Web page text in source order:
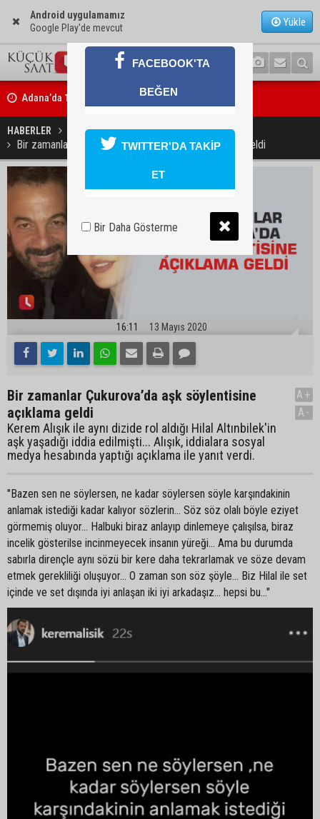
Android uygulamamız
Google Play'de mevcut
Yükle
Adana’da 12 bin 73 afet konutu ve köy evi inşa edildi
Tarihi Tepebağ Projesi için değerlendirme toplantısı yapıldı
HABERLER YAŞAM
Bir zamanlar Çukurova’da aşk söylentisine açıklama geldi
16:11 13 Mayıs 2020
Bir zamanlar Çukurova’da aşk söylentisine
açıklama geldi
Kerem Alışık ile aynı dizide rol aldığı Hilal Altınbilek'in
aşk yaşadığı iddia edilmişti... Alışık, iddialara sosyal
medya hesabında yaptığı açıklama ile yanıt verdi.
A+
A-
"Bazen sen ne söylersen, ne kadar söylersen söyle karşındakinin
anlamak istediği kadar kalıyor sözlerin... Söz söz olalı böyle eziyet
görmemiş oluyor... Halbuki biraz anlayıp dinlemeye çalışılsa, biraz
incelik gösterilse incinmeyecek insanın yüreği... Ama bu durumda
sabırla dirençle aynı sözü bir kere daha tekrarlamak ve söze devam
etmek gerekliliği oluşuyor... O zaman son söz şöyle... Biz Hilal ile set
içinde ve set dışında iyi anlaşan iki iyi arkadaşız... hepsi bu..."
FACEBOOK'TA
BEĞEN
TWITTER'DA TAKİP
ET
Bir Daha Gösterme